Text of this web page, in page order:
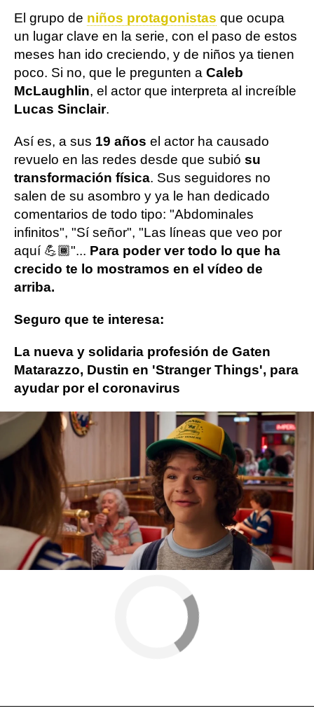
El grupo de niños protagonistas que ocupa
un lugar clave en la serie, con el paso de estos
meses han ido creciendo, y de niños ya tienen
poco. Si no, que le pregunten a Caleb
McLaughlin, el actor que interpreta al increíble
Lucas Sinclair.
Así es, a sus 19 años el actor ha causado
revuelo en las redes desde que subió su
transformación física. Sus seguidores no
salen de su asombro y ya le han dedicado
comentarios de todo tipo: "Abdominales
infinitos", "Sí señor", "Las líneas que veo por
aquí 💪🏾"... Para poder ver todo lo que ha
crecido te lo mostramos en el vídeo de
arriba.
Seguro que te interesa:
La nueva y solidaria profesión de Gaten
Matarazzo, Dustin en 'Stranger Things', para
ayudar por el coronavirus
Más sobre este tema:
Cambio físico COVID-19 Caleb McLaughlin